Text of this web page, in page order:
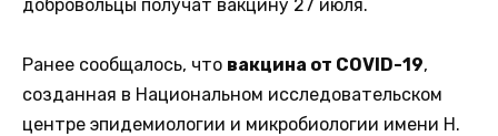
добровольцы получат вакцину 27 июля.
Ранее сообщалось, что вакцина от COVID-19,
созданная в Национальном исследовательском
центре эпидемиологии и микробиологии имени Н.